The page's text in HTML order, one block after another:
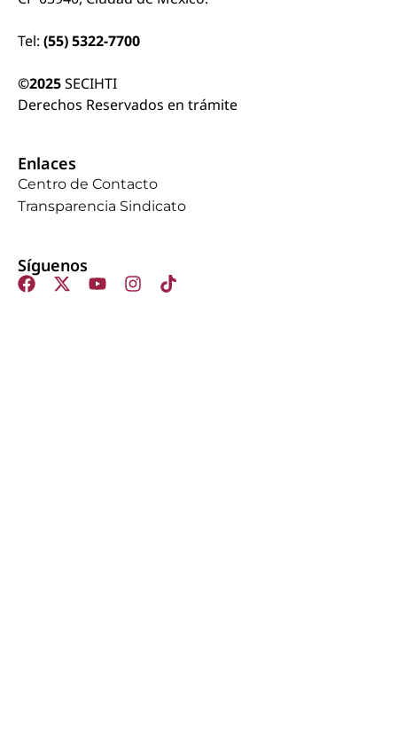
Tel: (55) 5322-7700
©2025SECIHTI
Derechos Reservados en trámite
Enlaces
Centro de Contacto
Transparencia Sindicato
Síguenos